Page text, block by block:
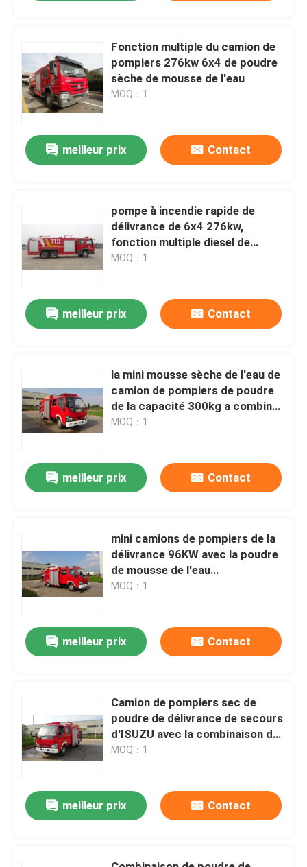
Maison
Au sujet de nous
Visite d'usine
Contrôle de qualité
Demandez une citation
Camion de pompiers en mousse
Camion de pompiers à poudre sèche
Fonction multiple du camion de
pompiers 276kw 6x4 de poudre
sèche de mousse de l'eau
MOQ：1
meilleur prix Contact
pompe à incendie rapide de
délivrance de 6x4 276kw,
fonction multiple diesel de
camion de délivrance de secours
MOQ：1
meilleur prix Contact
la mini mousse sèche de l'eau de
camion de pompiers de poudre
de la capacité 300kg a combiné
130hp
MOQ：1
meilleur prix Contact
mini camions de pompiers de la
délivrance 96KW avec la poudre
de mousse de l'eau
multifonctionnelle
MOQ：1
meilleur prix Contact
Camion de pompiers sec de
poudre de délivrance de secours
d'ISUZU avec la combinaison de
mousse
MOQ：1
meilleur prix Contact